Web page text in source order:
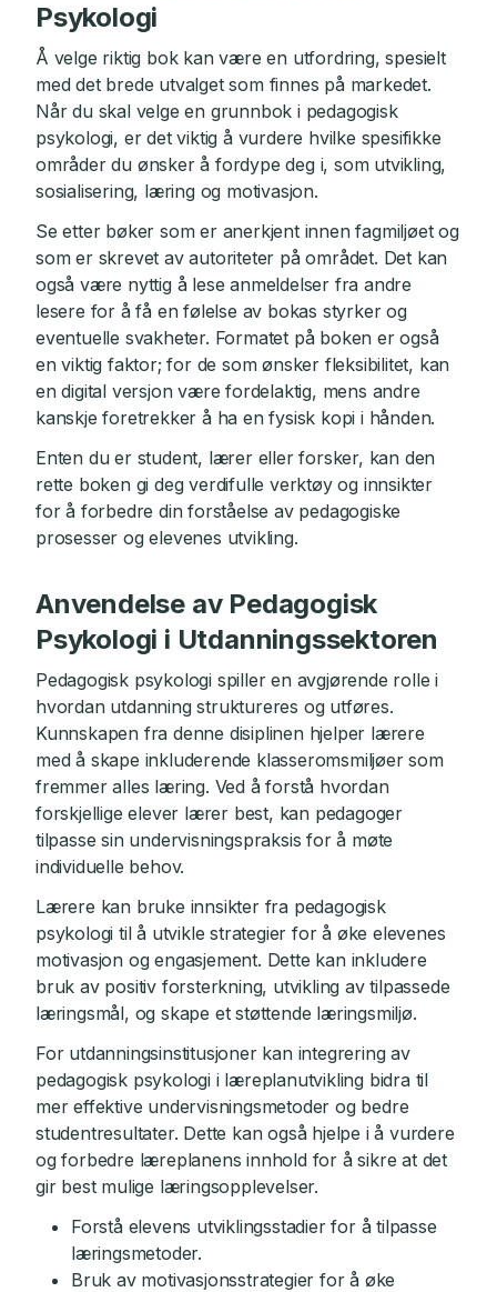
Psykologi
Å velge riktig bok kan være en utfordring, spesielt
med det brede utvalget som finnes på markedet.
Når du skal velge en grunnbok i pedagogisk
psykologi, er det viktig å vurdere hvilke spesifikke
områder du ønsker å fordype deg i, som utvikling,
sosialisering, læring og motivasjon.
Se etter bøker som er anerkjent innen fagmiljøet og
som er skrevet av autoriteter på området. Det kan
også være nyttig å lese anmeldelser fra andre
lesere for å få en følelse av bokas styrker og
eventuelle svakheter. Formatet på boken er også
en viktig faktor; for de som ønsker fleksibilitet, kan
en digital versjon være fordelaktig, mens andre
kanskje foretrekker å ha en fysisk kopi i hånden.
Enten du er student, lærer eller forsker, kan den
rette boken gi deg verdifulle verktøy og innsikter
for å forbedre din forståelse av pedagogiske
prosesser og elevenes utvikling.
Anvendelse av Pedagogisk
Psykologi i Utdanningssektoren
Pedagogisk psykologi spiller en avgjørende rolle i
hvordan utdanning struktureres og utføres.
Kunnskapen fra denne disiplinen hjelper lærere
med å skape inkluderende klasseromsmiljøer som
fremmer alles læring. Ved å forstå hvordan
forskjellige elever lærer best, kan pedagoger
tilpasse sin undervisningspraksis for å møte
individuelle behov.
Lærere kan bruke innsikter fra pedagogisk
psykologi til å utvikle strategier for å øke elevenes
motivasjon og engasjement. Dette kan inkludere
bruk av positiv forsterkning, utvikling av tilpassede
læringsmål, og skape et støttende læringsmiljø.
For utdanningsinstitusjoner kan integrering av
pedagogisk psykologi i læreplanutvikling bidra til
mer effektive undervisningsmetoder og bedre
studentresultater. Dette kan også hjelpe i å vurdere
og forbedre læreplanens innhold for å sikre at det
gir best mulige læringsopplevelser.
Forstå elevens utviklingsstadier for å tilpasse
læringsmetoder.
Bruk av motivasjonsstrategier for å øke